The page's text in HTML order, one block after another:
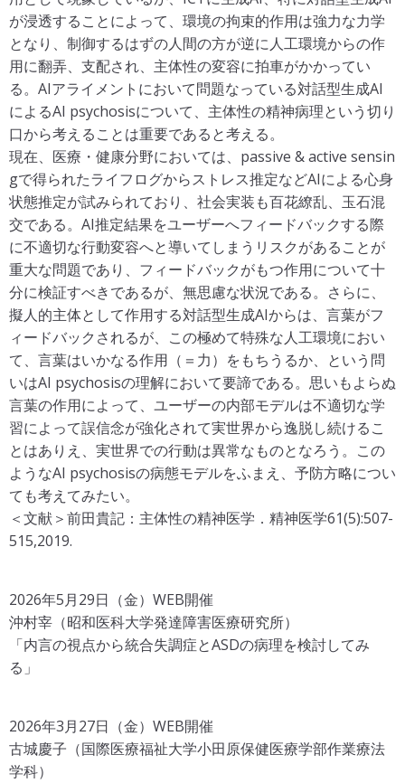
り）を織り上げる力を自在にするための二つの論理（質
の論理と量の論理）.
精神科治療学 40(6); 589-596, 2025.
が浸透することによって、環境の拘束的作用は強力な力学
となり、制御するはずの人間の方が逆に人工環境からの作
用に翻弄、支配され、主体性の変容に拍車がかかってい
る。AIアライメントにおいて問題なっている対話型生成AI
によるAI psychosisについて、主体性の精神病理という切り
口から考えることは重要であると考える。
現在、医療・健康分野においては、passive & active sensin
gで得られたライフログからストレス推定などAIによる心身
状態推定が試みられており、社会実装も百花繚乱、玉石混
交である。AI推定結果をユーザーへフィードバックする際
に不適切な行動変容へと導いてしまうリスクがあることが
重大な問題であり、フィードバックがもつ作用について十
分に検証すべきであるが、無思慮な状況である。さらに、
擬人的主体として作用する対話型生成AIからは、言葉がフ
ィードバックされるが、この極めて特殊な人工環境におい
て、言葉はいかなる作用（＝力）をもちうるか、という問
いはAI psychosisの理解において要諦である。思いもよらぬ
言葉の作用によって、ユーザーの内部モデルは不適切な学
習によって誤信念が強化されて実世界から逸脱し続けるこ
とはありえ、実世界での行動は異常なものとなろう。この
ようなAI psychosisの病態モデルをふまえ、予防方略につい
ても考えてみたい。
＜文献＞前田貴記：主体性の精神医学．精神医学61(5):507-
515,2019.
2026年5月29日（金）WEB開催
沖村宰（昭和医科大学発達障害医療研究所）
「内言の視点から統合失調症とASDの病理を検討してみ
る」
2026年3月27日（金）WEB開催
古城慶子（国際医療福祉大学小田原保健医療学部作業療法
学科）